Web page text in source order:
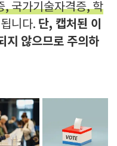
, 국가기술자격증, 학
니다. 단, 캡처된 이
지 않으므로 주의하